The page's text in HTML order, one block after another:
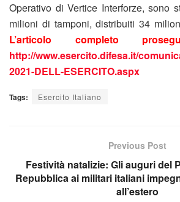
Operativo di Vertice Interforze, sono
milioni di tamponi, distribuiti 34
L’articolo completo
http://www.esercito.difesa.it/
2021-DELL-ESERCITO.aspx
Tags: Esercito Italiano
Previous Post
Festività natalizie: Gli auguri del
Repubblica ai militari italiani
all’estero